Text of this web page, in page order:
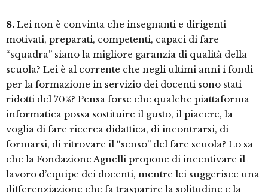
8. Lei non è convinta che insegnanti e dirigenti
motivati, preparati, competenti, capaci di fare
“squadra” siano la migliore garanzia di qualità della
scuola? Lei è al corrente che negli ultimi anni i fondi
per la formazione in servizio dei docenti sono stati
ridotti del 70%? Pensa forse che qualche piattaforma
informatica possa sostituire il gusto, il piacere, la
voglia di fare ricerca didattica, di incontrarsi, di
formarsi, di ritrovare il “senso” del fare scuola? Lo sa
che la Fondazione Agnelli propone di incentivare il
lavoro d’equipe dei docenti, mentre lei suggerisce una
differenziazione che fa trasparire la solitudine e la